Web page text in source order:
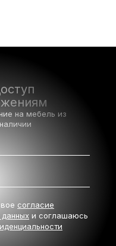
на мебель из
согласие
и соглашаюсь